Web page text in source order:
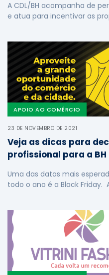
A CDL/BH acompanha de
e atua para incentivar as
APOIO AO COMÉRCIO
23 DE NOVEMBRO DE 2021
Veja as dicas para
profissional para a
Uma das datas mais
todo o ano é a Black Friday.